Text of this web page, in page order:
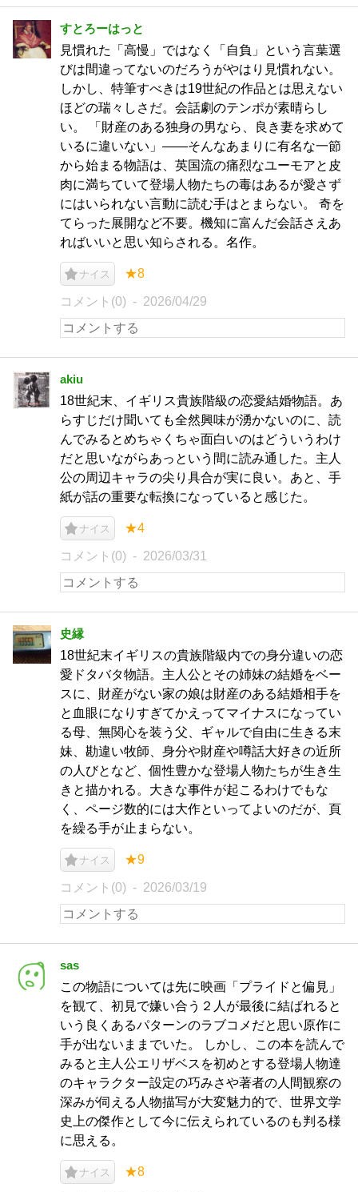
すとろーはっと
見慣れた「高慢」ではなく「自負」という言葉選
びは間違ってないのだろうがやはり見慣れない。
しかし、特筆すべきは19世紀の作品とは思えない
ほどの瑞々しさだ。会話劇のテンポが素晴らし
い。 「財産のある独身の男なら、良き妻を求めて
いるに違いない」――そんなあまりに有名な一節
から始まる物語は、英国流の痛烈なユーモアと皮
肉に満ちていて登場人物たちの毒はあるが愛さず
にはいられない言動に読む手はとまらない。 奇を
てらった展開など不要。機知に富んだ会話さえあ
ればいいと思い知らされる。名作。
ナイス ★8
コメント(0) 2026/04/29
akiu
18世紀末、イギリス貴族階級の恋愛結婚物語。あ
らすじだけ聞いても全然興味が湧かないのに、読
んでみるとめちゃくちゃ面白いのはどういうわけ
だと思いながらあっという間に読み通した。主人
公の周辺キャラの尖り具合が実に良い。あと、手
紙が話の重要な転換になっていると感じた。
ナイス ★4
コメント(0) 2026/03/31
史縁
18世紀末イギリスの貴族階級内での身分違いの恋
愛ドタバタ物語。主人公とその姉妹の結婚をベー
スに、財産がない家の娘は財産のある結婚相手を
と血眼になりすぎてかえってマイナスになってい
る母、無関心を装う父、ギャルで自由に生きる末
妹、勘違い牧師、身分や財産や噂話大好きの近所
の人びとなど、個性豊かな登場人物たちが生き生
きと描かれる。大きな事件が起こるわけでもな
く、ページ数的には大作といってよいのだが、頁
を繰る手が止まらない。
ナイス ★9
コメント(0) 2026/03/19
sas
この物語については先に映画「プライドと偏見」
を観て、初見で嫌い合う２人が最後に結ばれると
いう良くあるパターンのラブコメだと思い原作に
手が出ないままでいた。 しかし、この本を読んで
みると主人公エリザベスを初めとする登場人物達
のキャラクター設定の巧みさや著者の人間観察の
深みが伺える人物描写が大変魅力的で、世界文学
史上の傑作として今に伝えられているのも判る様
に思える。
ナイス ★8